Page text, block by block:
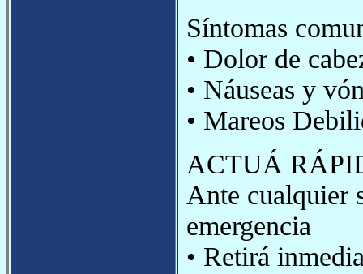
Síntomas
• Dolor de
• Náuseas y
• Mareos
ACTUÁ
Ante cualquier
emergencia
• Retirá